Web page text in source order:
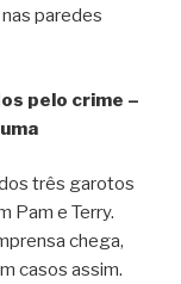
paredes
pelo crime –
três garotos
Pam e Terry.
chega,
casos assim.